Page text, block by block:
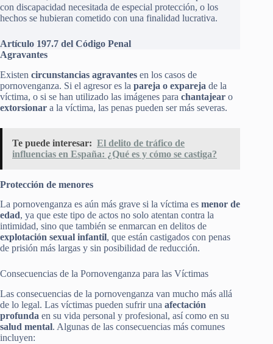
con discapacidad necesitada de especial protección, o los
hechos se hubieran cometido con una finalidad lucrativa.
Artículo 197.7 del Código Penal
Agravantes
Existen circunstancias agravantes en los casos de
pornovenganza. Si el agresor es la pareja o expareja de la
víctima, o si se han utilizado las imágenes para chantajear o
extorsionar a la víctima, las penas pueden ser más severas.
Te puede interesar: El delito de tráfico de
influencias en España: ¿Qué es y cómo se castiga?
Protección de menores
La pornovenganza es aún más grave si la víctima es menor de
edad, ya que este tipo de actos no solo atentan contra la
intimidad, sino que también se enmarcan en delitos de
explotación sexual infantil, que están castigados con penas
de prisión más largas y sin posibilidad de reducción.
Consecuencias de la Pornovenganza para las Víctimas
Las consecuencias de la pornovenganza van mucho más allá
de lo legal. Las víctimas pueden sufrir una afectación
profunda en su vida personal y profesional, así como en su
salud mental. Algunas de las consecuencias más comunes
incluyen: